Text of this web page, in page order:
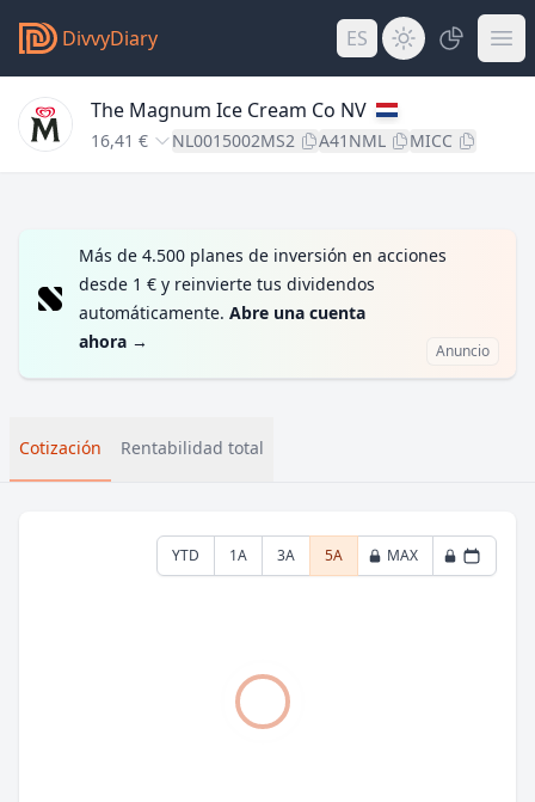
DivvyDiary ES
The Magnum Ice Cream Co NV
16,41 € NL0015002MS2 A41NML MICC
Más de 4.500 planes de inversión en acciones
desde 1 € y reinvierte tus dividendos
automáticamente. Abre una cuenta
ahora → Anuncio
Cotización Rentabilidad total
YTD 1A 3A 5A MAX